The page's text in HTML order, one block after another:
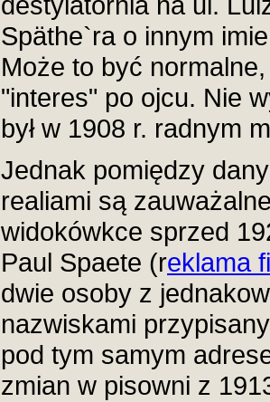
Späthe`ra o innym
Może to być
"interes" po ojcu. Nie
był w 1908 r. radnym
Jednak pomiędzy
realiami są
widokówkce sprzed
Paul Spaete (reklama
dwie osoby z
nazwiskami
pod tym samym
zmian w pisowni z